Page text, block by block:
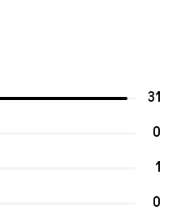
31
0
1
0